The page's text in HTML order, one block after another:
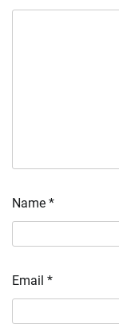
Name *
Email *